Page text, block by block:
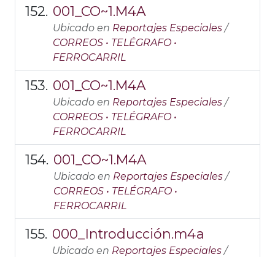
001_CO~1.M4A
Ubicado en Reportajes Especiales /
CORREOS • TELÉGRAFO •
FERROCARRIL
001_CO~1.M4A
Ubicado en Reportajes Especiales /
CORREOS • TELÉGRAFO •
FERROCARRIL
001_CO~1.M4A
Ubicado en Reportajes Especiales /
CORREOS • TELÉGRAFO •
FERROCARRIL
000_Introducción.m4a
Ubicado en Reportajes Especiales /